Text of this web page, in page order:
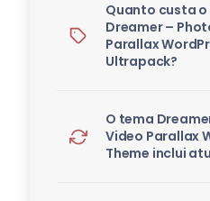
Quanto custa
Dreamer –
Parallax
Ultrapack?
O tema
Video Parallax
Theme inclui